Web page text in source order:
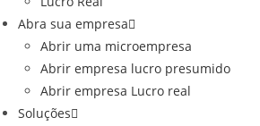
Abra sua empresa
Abrir uma microempresa
Abrir empresa lucro presumido
Abrir empresa Lucro real
Soluções